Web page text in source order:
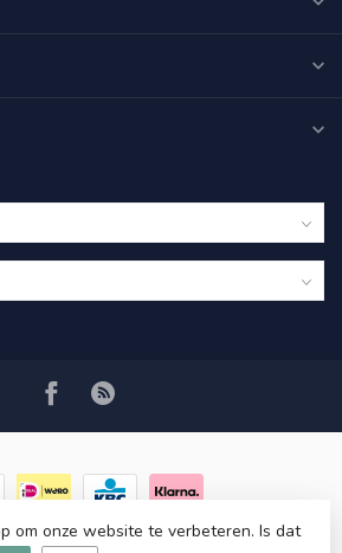
COSMETICS- Powered byLightspeed-
om onze website te verbeteren. Is dat